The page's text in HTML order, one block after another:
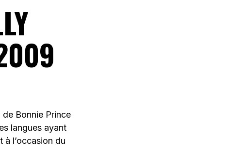
de Bonnie Prince
langues ayant
l’occasion du